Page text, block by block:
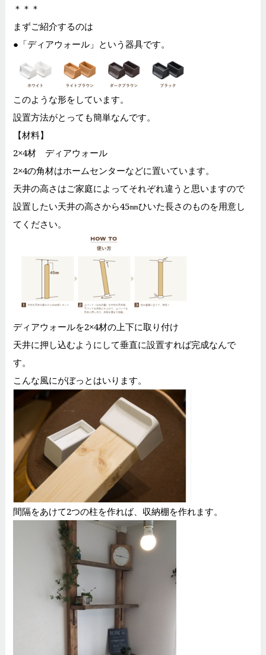
＊＊＊
まずご紹介するのは
●「ディアウォール」という器具です。
このような形をしています。
設置方法がとっても簡単なんです。
【材料】
2×4材 ディアウォール
2×4の角材はホームセンターなどに置いています。
天井の高さはご家庭によってそれぞれ違うと思いますので
設置したい天井の高さから45㎜ひいた長さのものを用意し
てください。
ディアウォールを2×4材の上下に取り付け
天井に押し込むようにして垂直に設置すれば完成なんで
す。
こんな風にがぼっとはいります。
間隔をあけて2つの柱を作れば、収納棚を作れます。